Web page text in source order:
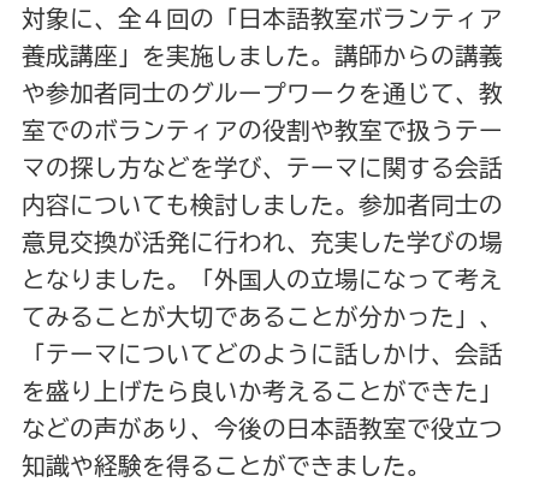
対象に、全４回の「日本語教室ボランティア
養成講座」を実施しました。講師からの講義
や参加者同士のグループワークを通じて、教
室でのボランティアの役割や教室で扱うテー
マの探し方などを学び、テーマに関する会話
内容についても検討しました。参加者同士の
意見交換が活発に行われ、充実した学びの場
となりました。「外国人の立場になって考え
てみることが大切であることが分かった」、
「テーマについてどのように話しかけ、会話
を盛り上げたら良いか考えることができた」
などの声があり、今後の日本語教室で役立つ
知識や経験を得ることができました。